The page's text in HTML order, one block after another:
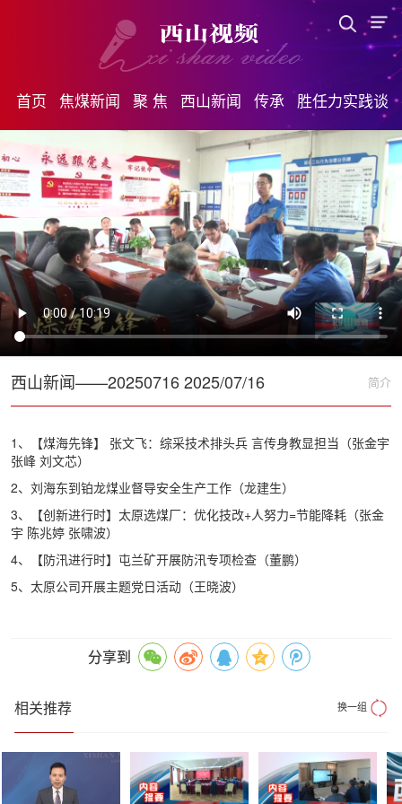
首页 焦煤新闻 聚 焦 西山新闻 传承 胜任力实践谈
西山新闻——20250716 2025/07/16 简介
分享到
1、【煤海先锋】 张文飞：综采技术排头兵 言传身教显担当（张金宇
张峰 刘文芯）
2、刘海东到铂龙煤业督导安全生产工作（龙建生）
3、【创新进行时】太原选煤厂：优化技改+人努力=节能降耗（张金
宇 陈兆婷 张啸波）
4、【防汛进行时】屯兰矿开展防汛专项检查（董鹏）
5、太原公司开展主题党日活动（王晓波）
相关推荐 换一组